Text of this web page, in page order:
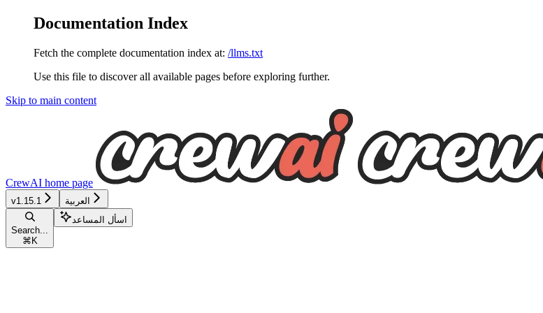
Documentation Index
Fetch the complete documentation index at: /llms.txt
Use this file to discover all available pages before exploring further.
Skip to main content
CrewAI home page
v1.15.1 العربية
Search...
⌘ K
اسأل المساعد